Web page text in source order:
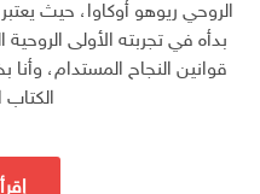
الروحي ريوهو أوكاوا، حيث
بدأه في تجربته الأولى الروحية
قوانين النجاح المستدام، وأنا